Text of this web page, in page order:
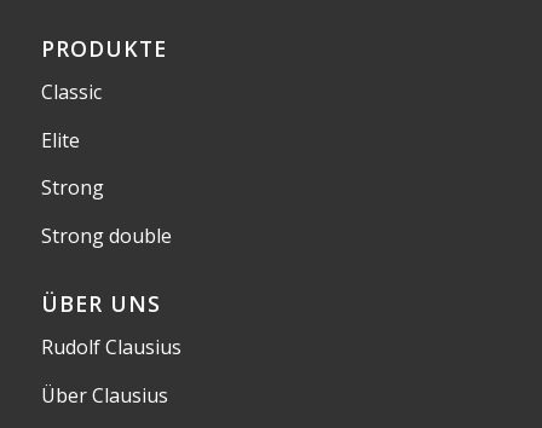
PRODUKTE
Classic
Elite
Strong
Strong double
ÜBER UNS
Rudolf Clausius
Über Clausius